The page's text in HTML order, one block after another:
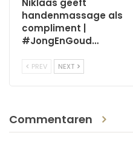
Niklaas geeft
handenmassage als
compliment |
#JongEnGoud…
PREV NEXT
Commentaren